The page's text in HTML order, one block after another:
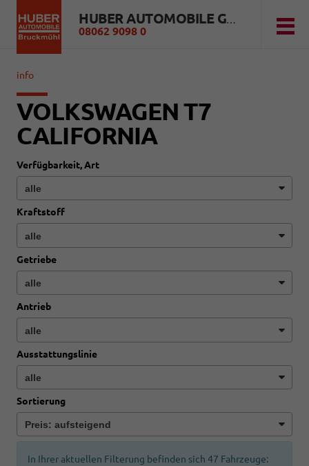
HUBER AUTOMOBILE GMBH
08062 9098 0
info
VOLKSWAGEN T7
CALIFORNIA
Verfügbarkeit, Art
Kraftstoff
Getriebe
Antrieb
Ausstattungslinie
Sortierung
In Ihrer aktuellen Filterung befinden sich 47 Fahrzeuge: